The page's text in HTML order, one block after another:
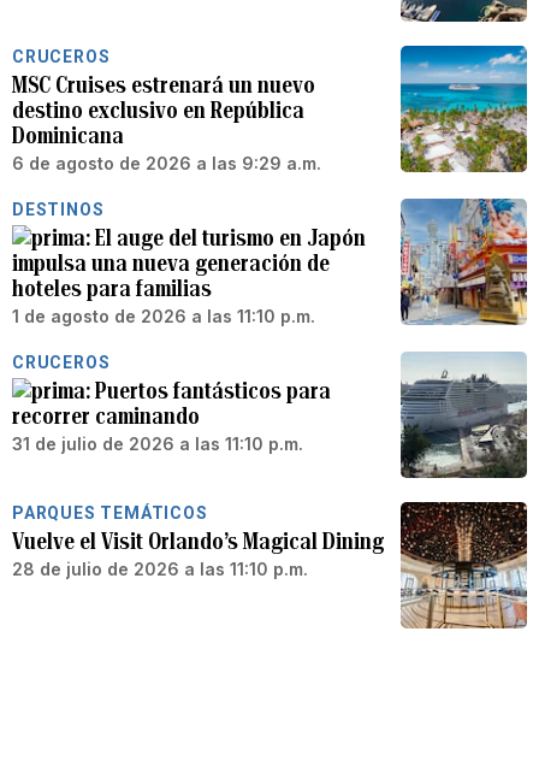
CRUCEROS
MSC Cruises estrenará un nuevo
destino exclusivo en República
Dominicana
6 de agosto de 2026 a las 9:29 a.m.
DESTINOS
El auge del turismo en Japón
impulsa una nueva generación de
hoteles para familias
1 de agosto de 2026 a las 11:10 p.m.
CRUCEROS
Puertos fantásticos para
recorrer caminando
31 de julio de 2026 a las 11:10 p.m.
PARQUES TEMÁTICOS
Vuelve el Visit Orlando’s Magical Dining
28 de julio de 2026 a las 11:10 p.m.